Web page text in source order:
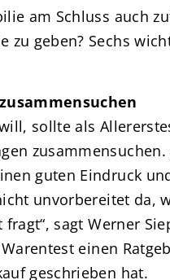
am Schluss auch
zu geben? Sechs
sollte als
zusammensuchen.
guten Eindruck
unvorbereitet da,
sagt Werner
einen
geschrieben hat.